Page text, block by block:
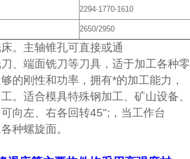
2294-1770-1610
2650/2950
。主轴锥孔可直接或通
、端面铣刀等刀具，适于加工各种零
的刚性和功率，拥有*的加工能力，
。适合模具特殊钢加工、矿山设备、
向左、右各回转45";，当工作台
种螺旋面。